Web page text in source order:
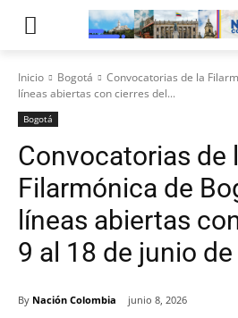
Inicio Bogotá
Convocatorias de la
líneas abiertas con cierres del...
Bogotá
Convocatorias de
Filarmónica de
líneas abiertas
9 al 18 de junio
By Nación Colombia junio 8, 2026